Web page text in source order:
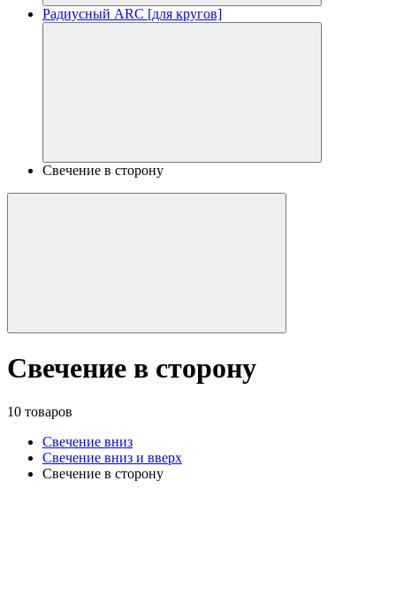
Радиусный ARC [для кругов]
Свечение в сторону
Свечение в сторону
10 товаров
Свечение вниз
Свечение вниз и вверх
Свечение в сторону